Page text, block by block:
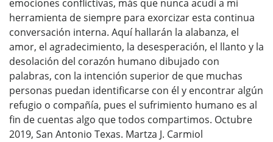
emociones conflictivas, más que nunca acudí a mi
herramienta de siempre para exorcizar esta continua
conversación interna. Aquí hallarán la alabanza, el
amor, el agradecimiento, la desesperación, el llanto y la
desolación del corazón humano dibujado con
palabras, con la intención superior de que muchas
personas puedan identificarse con él y encontrar algún
refugio o compañía, pues el sufrimiento humano es al
fin de cuentas algo que todos compartimos. Octubre
2019, San Antonio Texas. Martza J. Carmiol